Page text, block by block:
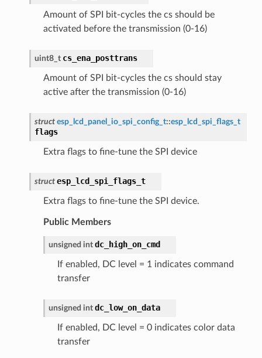
Amount of SPI bit-cycles the cs should be
activated before the transmission (0-16)
uint8_t cs_ena_posttrans
Amount of SPI bit-cycles the cs should stay
active after the transmission (0-16)
struct esp_lcd_panel_io_spi_config_t::esp_lcd_spi_flags_t
flags
Extra flags to fine-tune the SPI device
struct esp_lcd_spi_flags_t
Extra flags to fine-tune the SPI device.
Public Members
unsigned int dc_high_on_cmd
If enabled, DC level = 1 indicates command
transfer
unsigned int dc_low_on_data
If enabled, DC level = 0 indicates color data
transfer